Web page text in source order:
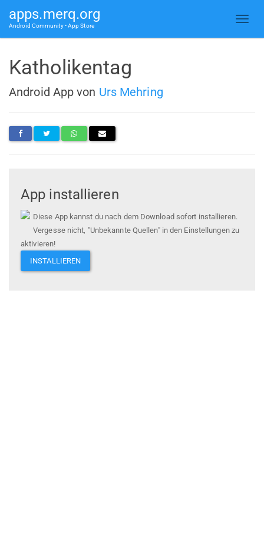
apps.merq.org
Android Community • App Store
Katholikentag
Android App von Urs Mehring
App installieren
Diese App kannst du nach dem Download sofort installieren.
Vergesse nicht, "Unbekannte Quellen" in den Einstellungen zu
aktivieren!
INSTALLIEREN